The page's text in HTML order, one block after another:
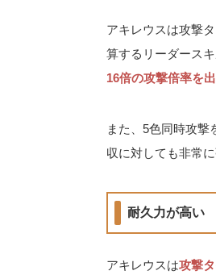
アキレウスは攻撃
算するリーダース
16倍の攻撃倍率を
また、5色同時攻撃
収に対しても非常
耐久力が高い
アキレウスは攻撃